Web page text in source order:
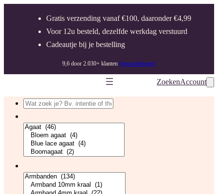
Gratis verzending vanaf €100, daaronder €4,99
Voor 12u besteld, dezelfde werkdag verstuurd
Cadeautje bij je bestelling
9,6 door 2.030+ klanten (beoordelingen)
ZoekenAccount